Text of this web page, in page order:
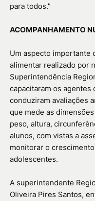
para todos.”
ACOMPANHAMENTO
Um aspecto importante
alimentar realizado por
Superintendência
capacitaram os agentes
conduziram avaliações
que mede as
peso, altura,
alunos, com vistas a
monitorar o
adolescentes.
A superintendente
Oliveira Pires Santos,